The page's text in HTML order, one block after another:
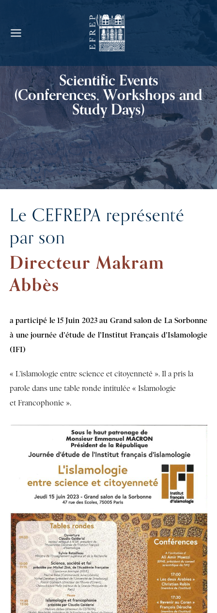
Scientific Events
(Conferences, Workshops and
Study Days)
Le CEFREPA représenté
par son
Directeur Makram
Abbès
a participé le 15 Juin 2023 au Grand salon de La Sorbonne
à une journée d’étude de l’Institut Français d’Islamologie
(IFI)
« L’islamologie entre science et citoyenneté ». Il a pris la
parole dans une table ronde intitulée « Islamologie
et Francophonie ».